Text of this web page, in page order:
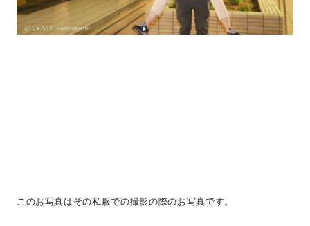
このお写真はその私服での撮影の際のお写真です。